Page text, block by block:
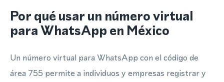
Por qué usar un número virtual
para WhatsApp en México
Un número virtual para WhatsApp con el código de
área 755 permite a individuos y empresas registrar y